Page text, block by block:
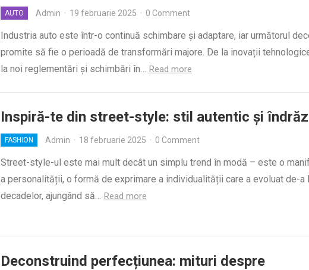
AUTO Admin · 19 februarie 2025 · 0 Comment
Industria auto este într-o continuă schimbare și adaptare, iar următorul
promite să fie o perioadă de transformări majore. De la inovații
la noi reglementări și schimbări în… Read more
Inspiră-te din street-style: stil autentic și
FASHION Admin · 18 februarie 2025 · 0 Comment
Street-style-ul este mai mult decât un simplu trend în modă – este o
a personalității, o formă de exprimare a individualității care a evoluat de-a
decadelor, ajungând să… Read more
Deconstruind perfecțiunea: mituri despre